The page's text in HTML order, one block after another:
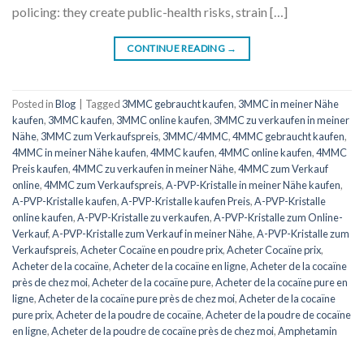
policing: they create public-health risks, strain […]
CONTINUE READING →
Posted inBlog Tagged 3MMC gebraucht kaufen, 3MMC in meiner Nähe
kaufen, 3MMC kaufen, 3MMC online kaufen, 3MMC zu verkaufen in meiner
Nähe, 3MMC zum Verkaufspreis, 3MMC/4MMC,4MMC gebraucht kaufen,
4MMC in meiner Nähe kaufen,4MMC kaufen,4MMC online kaufen,4MMC
Preis kaufen,4MMC zu verkaufen in meiner Nähe,4MMC zum Verkauf
online,4MMC zum Verkaufspreis,A-PVP-Kristalle in meiner Nähe kaufen,
A-PVP-Kristalle kaufen,A-PVP-Kristalle kaufen Preis,A-PVP-Kristalle
online kaufen,A-PVP-Kristalle zu verkaufen,A-PVP-Kristalle zum Online-
Verkauf,A-PVP-Kristalle zum Verkauf in meiner Nähe,A-PVP-Kristalle zum
Verkaufspreis,Acheter Cocaïne en poudre prix,Acheter Cocaïne prix,
Acheter de la cocaïne,Acheter de la cocaïne en ligne,Acheter de la cocaïne
près de chez moi,Acheter de la cocaïne pure,Acheter de la cocaïne pure en
ligne,Acheter de la cocaïne pure près de chez moi,Acheter de la cocaïne
pure prix,Acheter de la poudre de cocaïne,Acheter de la poudre de cocaïne
en ligne,Acheter de la poudre de cocaïne près de chez moi,Amphetamin